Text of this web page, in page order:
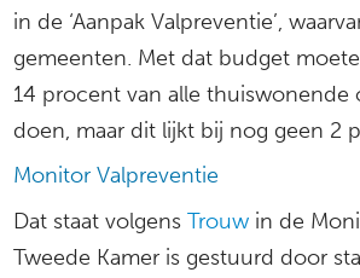
in de ‘Aanpak Valpreventie’,
gemeenten. Met dat budget
14 procent van alle thuiswonende
doen, maar dit lijkt bij nog geen 2
Monitor Valpreventie
Dat staat volgens Trouw in de
Tweede Kamer is gestuurd door